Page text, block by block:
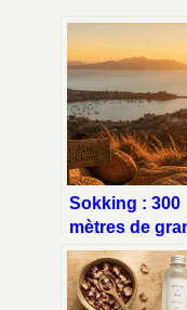
Sokking : 300
mètres de
plages
pour une
immersion